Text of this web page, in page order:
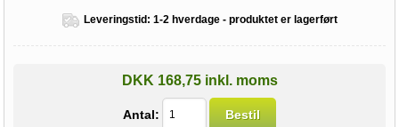
Leveringstid: 1-2 hverdage - produktet er lagerført
DKK 168,75 inkl. moms
Antal: Bestil